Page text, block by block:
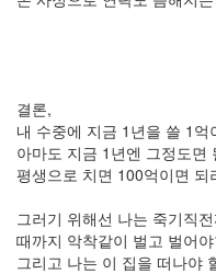
결론,
내 수중에 지금 1년을 쓸 1억
아마도 지금 1년엔 그정도면
평생으로 치면 100억이면 되
그러기 위해선 나는 죽기직
때까지 악착같이 벌고 벌어
그리고 나는 이 집을 떠나야
같
이
닮
은
By
LonnieNa